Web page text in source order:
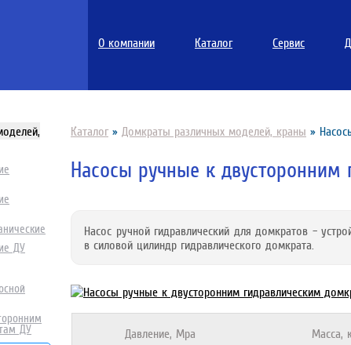
О компании Каталог Сервис
ДУ
ДУ
Каталог » Домкраты различных моделей, краны »
Насосы ручные к двусторонним
Насос ручной гидравлический для домкратов –
в силовой цилиндр гидравлического домкрата.
Давление, Mpa Масса,